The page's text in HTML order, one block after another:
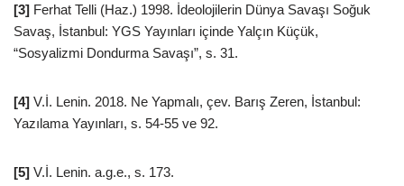
[3] Ferhat Telli (Haz.) 1998. İdeolojilerin Dünya Savaşı Soğuk
Savaş, İstanbul: YGS Yayınları içinde Yalçın Küçük,
“Sosyalizmi Dondurma Savaşı”, s. 31.
[4] V.İ. Lenin. 2018. Ne Yapmalı, çev. Barış Zeren, İstanbul:
Yazılama Yayınları, s. 54-55 ve 92.
[5] V.İ. Lenin. a.g.e., s. 173.